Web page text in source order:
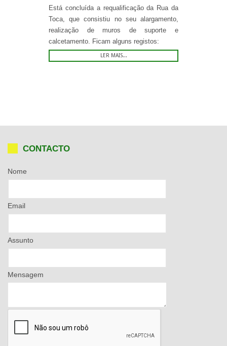
Está concluída a requalificação da Rua da
Toca, que consistiu no seu alargamento,
realização de muros de suporte e
calcetamento. Ficam alguns registos:
LER MAIS...
CONTACTO
Nome
Email
Assunto
Mensagem